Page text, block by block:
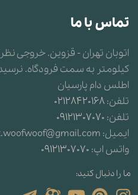
تماس با ما
کیلومتر به سمت فرودگاه.
اطلس دام پارسیان
تلفن:02128420168
تلفن: 09121307070
ایمیل:
واتس اپ: 09121307070
ما را دنبال کنید: